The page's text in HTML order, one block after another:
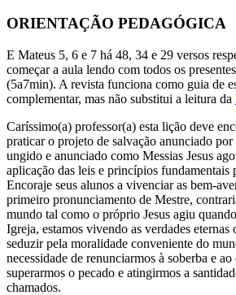
ORIENTAÇÃO PEDAGÓGICA
E Mateus 5, 6 e 7 há 48, 34 e 29 versos
começar a aula lendo com todos os
(5a7min). A revista funciona como guia de
complementar, mas não substitui a leitura da
Caríssimo(a) professor(a) esta lição deve
praticar o projeto de salvação anunciado por
ungido e anunciado como Messias Jesus
aplicação das leis e princípios fundamentais
Encoraje seus alunos a vivenciar as bem-
primeiro pronunciamento de Mestre,
mundo tal como o próprio Jesus agiu
Igreja, estamos vivendo as verdades eternas
seduzir pela moralidade conveniente do
necessidade de renunciarmos à soberba e
superarmos o pecado e atingirmos a
chamados.